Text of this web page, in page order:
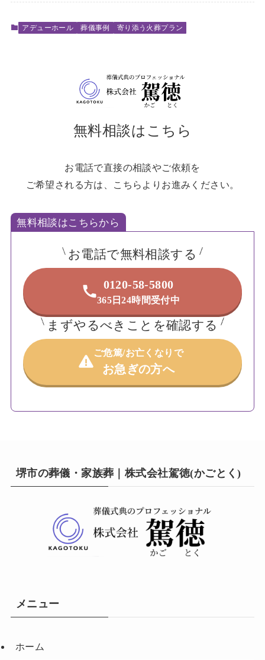
アデューホール 葬儀事例 寄り添う火葬プラン
無料相談はこちら
お電話で直接の相談やご依頼を
ご希望される方は、こちらよりお進みください。
無料相談はこちらから
お電話で無料相談する
0120-58-5800
365日24時間受付中
まずやるべきことを確認する
ご危篤/お亡くなりで
お急ぎの方へ
堺市の葬儀・家族葬｜株式会社駕徳(かごとく)
メニュー
ホーム